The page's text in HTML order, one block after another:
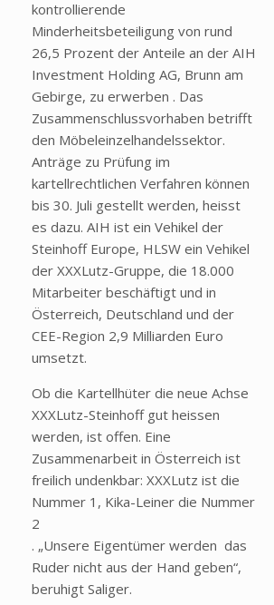
kontrollierende
Minderheitsbeteiligung von rund
26,5 Prozent der Anteile an der AIH
Investment Holding AG, Brunn am
Gebirge, zu erwerben . Das
Zusammenschlussvorhaben betrifft
den Möbeleinzelhandelssektor.
Anträge zu Prüfung im
kartellrechtlichen Verfahren können
bis 30. Juli gestellt werden, heisst
es dazu. AIH ist ein Vehikel der
Steinhoff Europe, HLSW ein Vehikel
der XXXLutz-Gruppe, die 18.000
Mitarbeiter beschäftigt und in
Österreich, Deutschland und der
CEE-Region 2,9 Milliarden Euro
umsetzt.
Ob die Kartellhüter die neue Achse
XXXLutz-Steinhoff gut heissen
werden, ist offen. Eine
Zusammenarbeit in Österreich ist
freilich undenkbar: XXXLutz ist die
Nummer 1, Kika-Leiner die Nummer
2
. „Unsere Eigentümer werden das
Ruder nicht aus der Hand geben“,
beruhigt Saliger.